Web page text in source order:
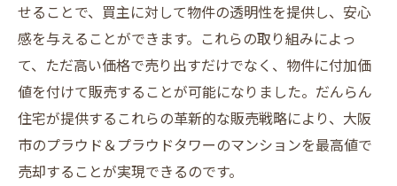
せることで、買主に対して物件の透明性を提供し、安心
感を与えることができます。これらの取り組みによっ
て、ただ高い価格で売り出すだけでなく、物件に付加価
値を付けて販売することが可能になりました。だんらん
住宅が提供するこれらの革新的な販売戦略により、大阪
市のプラウド＆プラウドタワーのマンションを最高値で
売却することが実現できるのです。